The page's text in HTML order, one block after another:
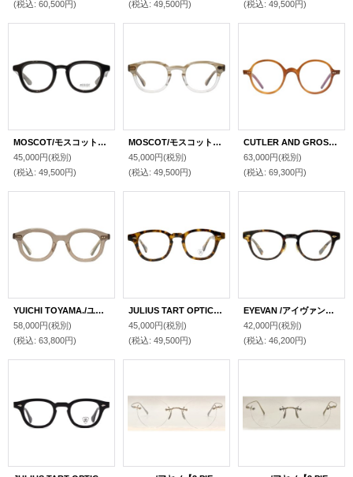
(税込: 60,500円)
(税込: 49,500円)
(税込: 49,500円)
MOSCOT/モスコット【DAHVEN】BLACK 47サイズ
45,000円(税別)
(税込: 49,500円)
MOSCOT/モスコット【LEMTOSH】BROWN SMOKE 46サイズ
45,000円(税別)
(税込: 49,500円)
CUTLER AND GROSS/カトラーアンドグロス 【9001】03 45サイズ
63,000円(税別)
(税込: 69,300円)
YUICHI TOYAMA./ユウイチ トヤマ.【U-181 YYZ】03 47サイズ
58,000円(税別)
(税込: 63,800円)
JULIUS TART OPTICAL/ジュリアス タート オプティカル【AR】Tortoise 46/24サイズ
45,000円(税別)
(税込: 49,500円)
EYEVAN /アイヴァン【Webb-CP】TORT 47サイズ
42,000円(税別)
(税込: 46,200円)